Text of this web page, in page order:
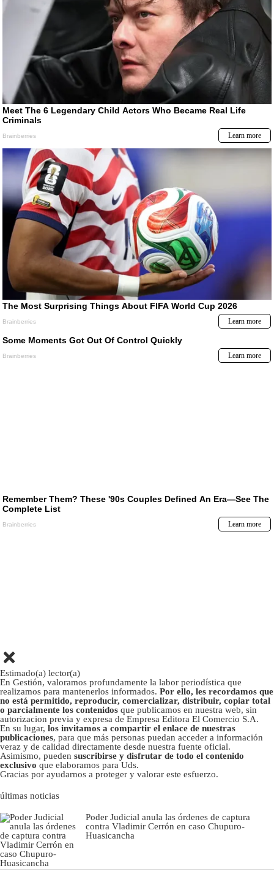
Estimado(a) lector(a)
En Gestión, valoramos profundamente la labor periodística que
realizamos para mantenerlos informados. Por ello, les recordamos que
no está permitido, reproducir, comercializar, distribuir, copiar total
o parcialmente los contenidos que publicamos en nuestra web, sin
autorizacion previa y expresa de Empresa Editora El Comercio S.A.
En su lugar, los invitamos a compartir el enlace de nuestras
publicaciones, para que más personas puedan acceder a información
veraz y de calidad directamente desde nuestra fuente oficial.
Asimismo, pueden suscribirse y disfrutar de todo el contenido
exclusivo que elaboramos para Uds.
Gracias por ayudarnos a proteger y valorar este esfuerzo.
últimas noticias
Poder Judicial anula las órdenes de captura
contra Vladimir Cerrón en caso Chupuro-
Huasicancha